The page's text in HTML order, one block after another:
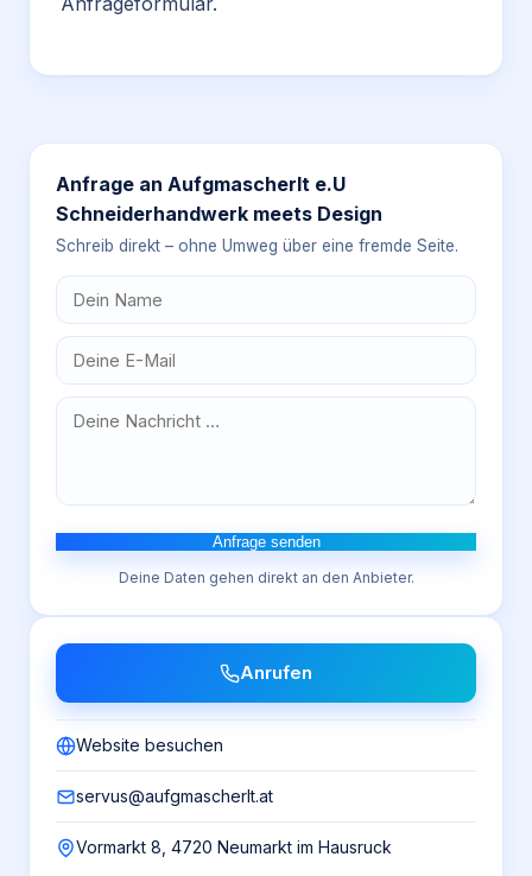
Anfrage an Aufgmascherlt e.U
Schneiderhandwerk meets Design
Schreib direkt – ohne Umweg über eine fremde Seite.
Anfrage senden
Deine Daten gehen direkt an den Anbieter.
Anrufen
Website besuchen
servus@aufgmascherlt.at
Vormarkt 8, 4720 Neumarkt im Hausruck